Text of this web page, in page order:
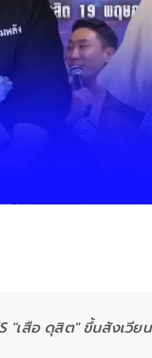
"เสือ ดุสิต" ขึ้นสังเ